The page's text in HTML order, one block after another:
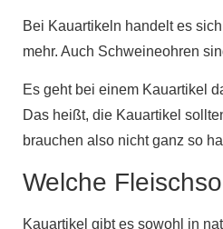
Bei Kauartikeln handelt es
mehr. Auch Schweineohren
Es geht bei einem Kauartikel
Das heißt, die Kauartikel
brauchen also nicht ganz so
Welche
Kauartikel gibt es sowohl in